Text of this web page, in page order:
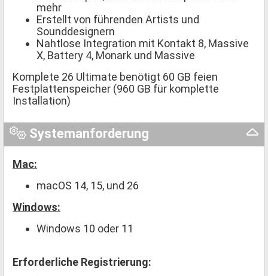
mehr
Erstellt von führenden Artists und
Sounddesignern
Nahtlose Integration mit Kontakt 8, Massive
X, Battery 4, Monark und Massive
Komplete 26 Ultimate benötigt 60 GB feien
Festplattenspeicher (960 GB für komplette
Installation)
Systemanforderung
Mac:
macOS 14, 15, und 26
Windows:
Windows 10 oder 11
Erforderliche Registrierung: